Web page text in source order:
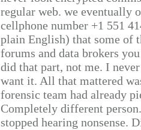
regular web. we eventually
cellphone number +1 551
plain English) that some of
forums and data brokers
did that part, not me. I
want it. All that mattered
forensic team had already
Completely different
stopped hearing nonsense.